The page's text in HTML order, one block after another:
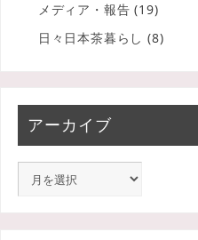
メディア・報告 (19)
日々日本茶暮らし (8)
アーカイブ